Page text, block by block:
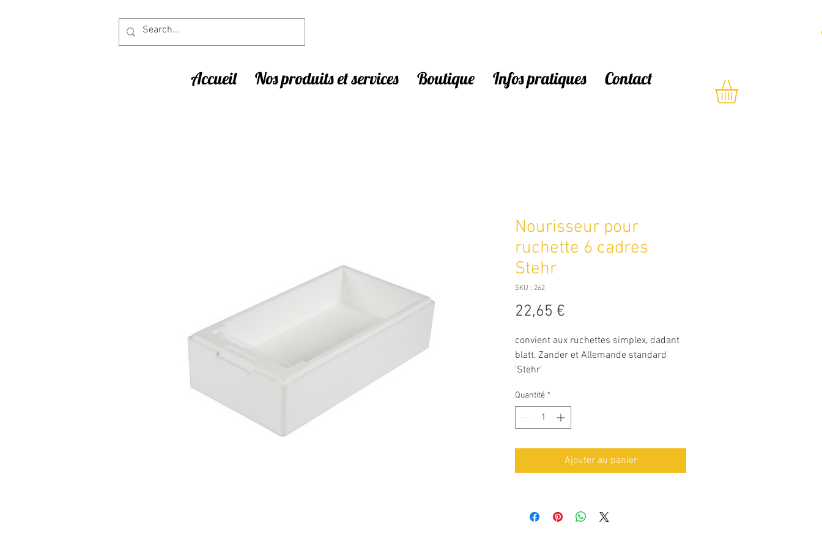
Accueil Nos produits et services Boutique Infos pratiques Contact
Nourisseur pour
ruchette 6 cadres
Stehr
SKU : 262
22,65 €
convient aux ruchettes simplex, dadant
blatt, Zander et Allemande standard
'Stehr'
Quantité *
Ajouter au panier